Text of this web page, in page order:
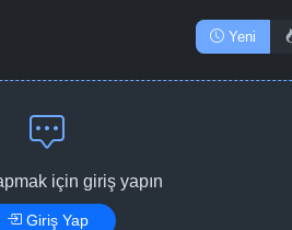
Yeni
için giriş yapın
Giriş Yap